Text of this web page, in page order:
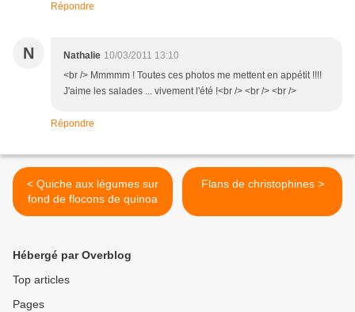
Répondre
N Nathalie 10/03/2011 13:10
<br /> Mmmmm ! Toutes ces photos me mettent en appétit !!!!
J'aime les salades ... vivement l'été !<br /> <br /> <br />
Répondre
< Quiche aux légumes sur
fond de flocons de quinoa
Flans de christophines >
Hébergé par Overblog
Top articles
Pages